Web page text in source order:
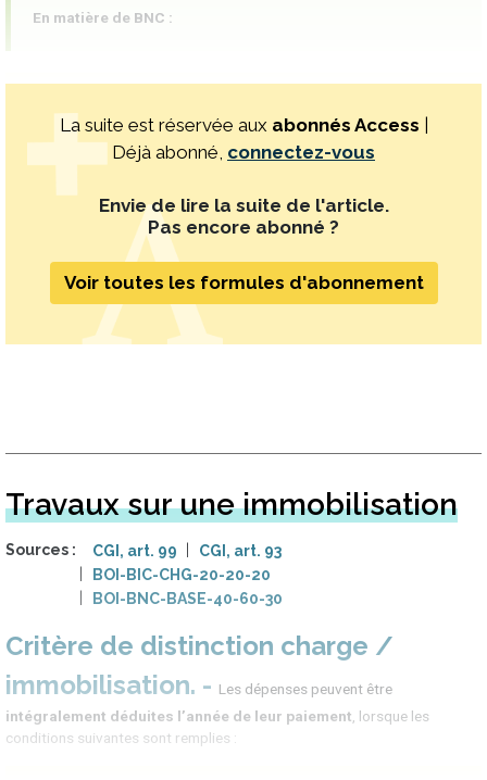
En matière de BNC :
La suite est réservée aux abonnés Access
Déjà abonné, connectez-vous
Envie de lire la suite de l'article.
Pas encore abonné ?
Voir toutes les formules d'abonnement
Travaux sur une immobilisation
Sources CGI, art. 99
CGI, art. 93
BOI-BIC-CHG-20-20-20
BOI-BNC-BASE-40-60-30
Critère de distinction charge /
immobilisation
Les dépenses peuvent être
intégralement déduites l’année de leur paiement , lorsque les
conditions suivantes sont remplies :